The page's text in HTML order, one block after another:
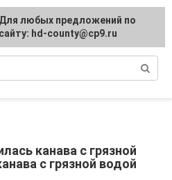
канава с грязной
с грязной водой
Для любых предложений по
сайту: hd-county@cp9.ru